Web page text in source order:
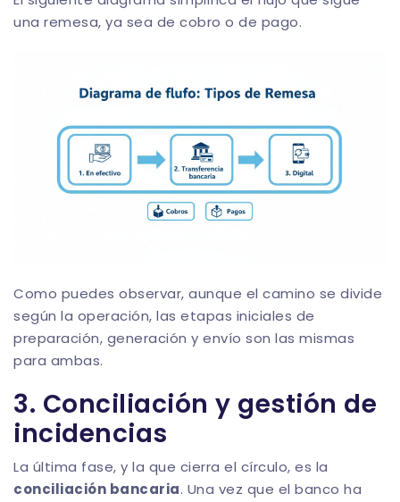
una remesa, ya sea de cobro o de pago.
Como puedes observar, aunque el camino se divide
según la operación, las etapas iniciales de
preparación, generación y envío son las mismas
para ambas.
3. Conciliación y gestión de
incidencias
La última fase, y la que cierra el círculo, es la
conciliación bancaria. Una vez que el banco ha